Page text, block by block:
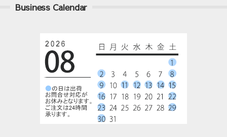
Business Calendar